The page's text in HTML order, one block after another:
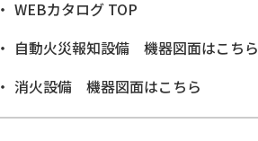
WEBカタログ TOP
自動火災報知設備 機器図面はこちら
消火設備 機器図面はこちら